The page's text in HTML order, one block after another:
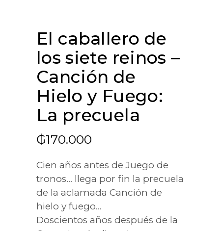
El caballero de
los siete reinos –
Canción de
Hielo y Fuego:
La precuela
₲170.000
Cien años antes de Juego de
tronos… llega por fin la precuela
de la aclamada Canción de
hielo y fuego…
Doscientos años después de la